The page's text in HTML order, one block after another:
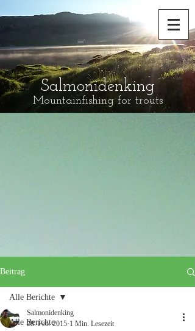
Salmonidenking
Mountainfishing for trouts
Beitrag
Alle Berichte
Alle Berichte
Salmonidenking
28. Feb. 2015 1 Min. Lesezeit